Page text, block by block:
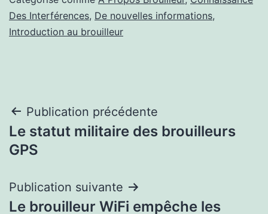
Des Interférences, De nouvelles informations,
Introduction au brouilleur
Navigation
de
Publication précédente
Le statut militaire des brouilleurs
GPS
Publication suivante
Le brouilleur WiFi empêche les